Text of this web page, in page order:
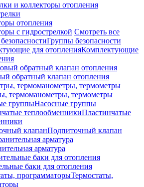
и коллекторы отопления
отопления
с гидрострелкой Смотреть все
Группы безопасности
Комплектующие
обратный клапан отопления
термоманометры, термометры
Насосные группы
Пластинчатые
Подпиточный клапан
арматура
баки для отопления
Термостаты,